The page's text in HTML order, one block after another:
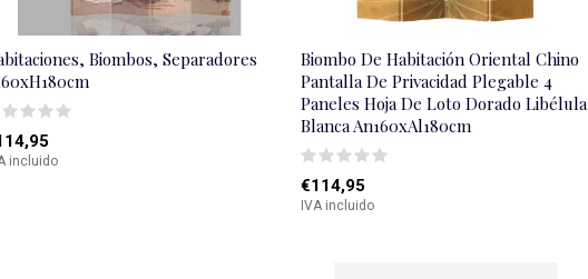
Biombos, Separadores
incluido
Biombo De Habitación Oriental Chino
Pantalla De Privacidad Plegable 4
Paneles Hoja De Loto Dorado Libélula
Blanca An160xAl180cm
€114,95
IVA incluido